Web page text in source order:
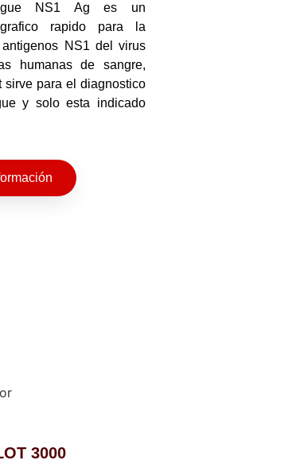
NS1 Ag es un
rapido para la
NS1 del virus
humanas de sangre,
sirve para el diagnostico
y solo esta indicado
3000